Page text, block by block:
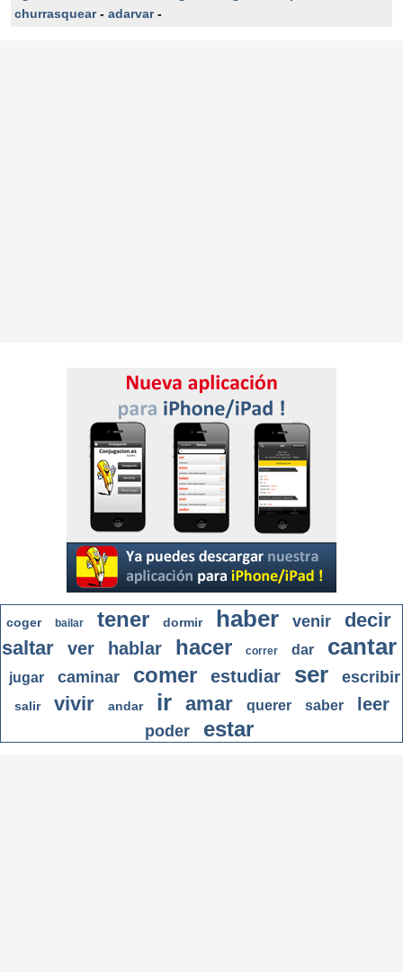
churrasquear- adarvar-
coger bailar tener dormir haber venir
decir
saltar
ver hablar hacer correr dar cantar
jugar caminar comer estudiar ser escribir
salir vivir andar ir amar querer saber leer
poder estar